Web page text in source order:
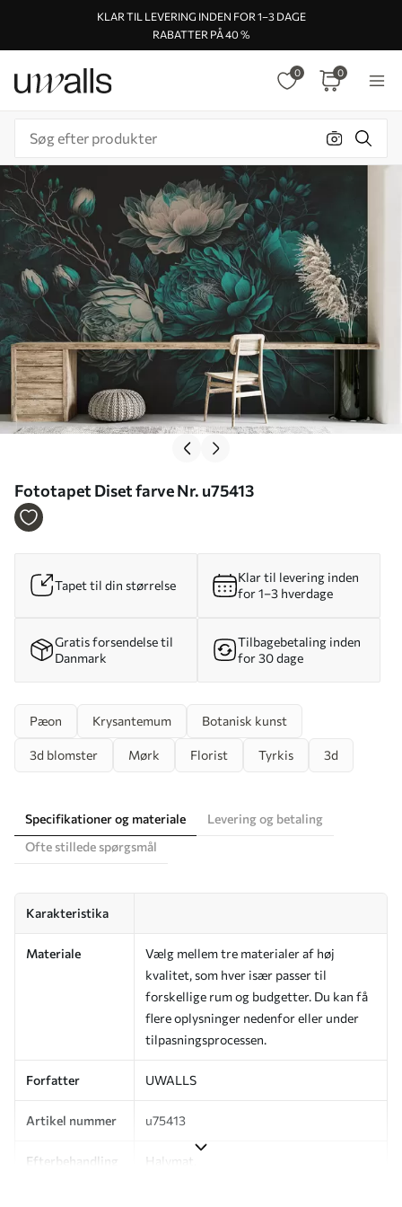
KLAR TIL LEVERING INDEN FOR 1–3 DAGE
RABATTER PÅ 40 %
0 0
Fototapet Diset farve Nr. u75413
Tapet til din størrelse
Klar til levering inden
for 1–3 hverdage
Gratis forsendelse til
Danmark
Tilbagebetaling inden
for 30 dage
Pæon Krysantemum Botanisk kunst
3d blomster Mørk Florist Tyrkis 3d
Specifikationer og materiale
Levering og betaling
Ofte stillede spørgsmål
Karakteristika
Materiale
Vælg mellem tre materialer af høj
kvalitet, som hver især passer til
forskellige rum og budgetter. Du kan få
flere oplysninger nedenfor eller under
tilpasningsprocessen.
Forfatter UWALLS
Artikel nummer u75413
Efterbehandling Halvmat.